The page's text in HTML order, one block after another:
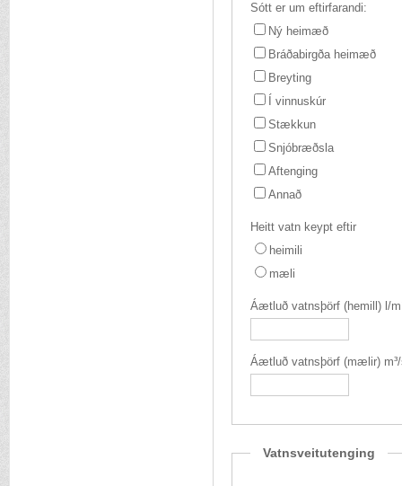
Sótt er um eftirfarandi:
Ný heimæð
Bráðabirgða heimæð
Breyting
Í vinnuskúr
Stækkun
Snjóbræðsla
Aftenging
Annað
Heitt vatn keypt eftir
heimili
mæli
Áætluð vatnsþörf (hemill) l/
Áætluð vatnsþörf (mælir) m³/
Vatnsveitutenging